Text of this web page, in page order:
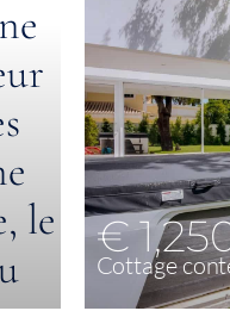
€
Cottage